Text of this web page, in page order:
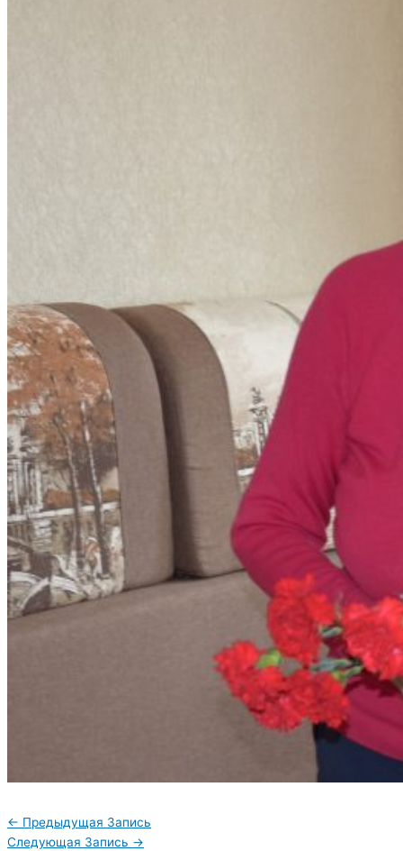
← Предыдущая Запись
Следующая Запись →